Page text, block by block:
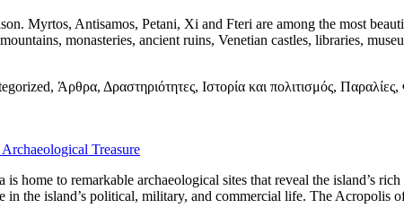
Myrtos, Antisamos, Petani, Xi and Fteri are among the most
monasteries, ancient ruins, Venetian castles, libraries,
Άρθρα, Δραστηριότητες, Ιστορία και πολιτισμός, Παραλίες,
Treasure
home to remarkable archaeological sites that reveal the island’s
in the island’s political, military, and commercial life. The